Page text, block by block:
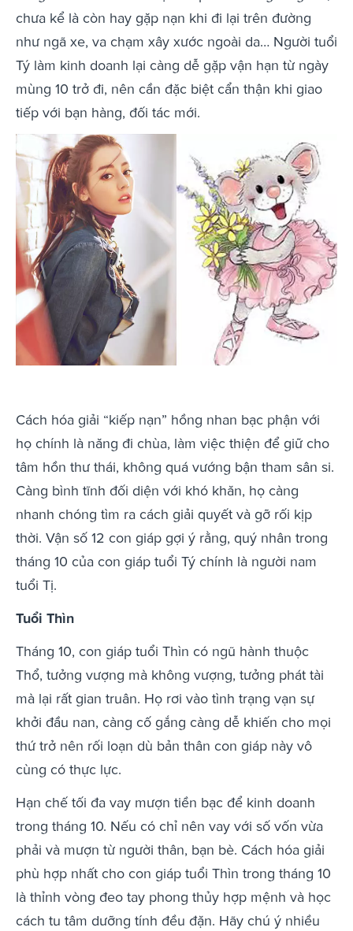
chưa kể là còn hay gặp nạn khi đi lại trên đường
như ngã xe, va chạm xây xước ngoài da… Người tuổi
Tý làm kinh doanh lại càng dễ gặp vận hạn từ ngày
mùng 10 trở đi, nên cần đặc biệt cẩn thận khi giao
tiếp với bạn hàng, đối tác mới.
Cách hóa giải “kiếp nạn” hồng nhan bạc phận với
họ chính là năng đi chùa, làm việc thiện để giữ cho
tâm hồn thư thái, không quá vướng bận tham sân si.
Càng bình tĩnh đối diện với khó khăn, họ càng
nhanh chóng tìm ra cách giải quyết và gỡ rối kịp
thời. Vận số 12 con giáp gợi ý rằng, quý nhân trong
tháng 10 của con giáp tuổi Tý chính là người nam
tuổi Tị.
Tuổi Thìn
Tháng 10, con giáp tuổi Thìn có ngũ hành thuộc
Thổ, tưởng vượng mà không vượng, tưởng phát tài
mà lại rất gian truân. Họ rơi vào tình trạng vạn sự
khởi đầu nan, càng cố gắng càng dễ khiến cho mọi
thứ trở nên rối loạn dù bản thân con giáp này vô
cùng có thực lực.
Hạn chế tối đa vay mượn tiền bạc để kinh doanh
trong tháng 10. Nếu có chỉ nên vay với số vốn vừa
phải và mượn từ người thân, bạn bè. Cách hóa giải
phù hợp nhất cho con giáp tuổi Thìn trong tháng 10
là thỉnh vòng đeo tay phong thủy hợp mệnh và học
cách tu tâm dưỡng tính đều đặn. Hãy chú ý nhiều